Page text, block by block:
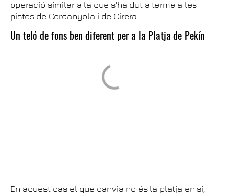
operació similar a la que s'ha dut a terme a les
pistes de Cerdanyola i de Cirera.
Un teló de fons ben diferent per a la Platja de Pekín
En aquest cas el que canvia no és la platja en sí,